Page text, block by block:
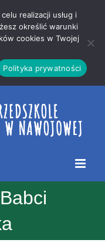
realizacji usług i
określić warunki
cookies w Twojej
Polityka prywatności